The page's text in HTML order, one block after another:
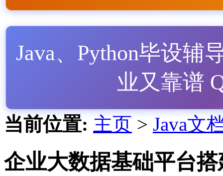
Java、Python毕设辅
业又靠谱
当前位置: 主页 > Java文
企业大数据基础平台